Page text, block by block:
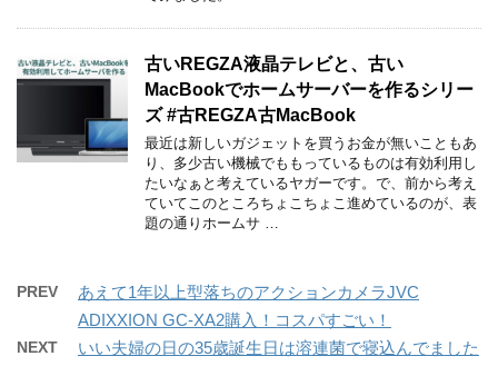
古いREGZA液晶テレビと、古い
MacBookでホームサーバーを作るシリー
ズ #古REGZA古MacBook
最近は新しいガジェットを買うお金が無いこともあ
り、多少古い機械でももっているものは有効利用し
たいなぁと考えているヤガーです。で、前から考え
ていてこのところちょこちょこ進めているのが、表
題の通りホームサ …
PREV
あえて1年以上型落ちのアクションカメラJVC
ADIXXION GC-XA2購入！コスパすごい！
NEXT いい夫婦の日の35歳誕生日は溶連菌で寝込んでました